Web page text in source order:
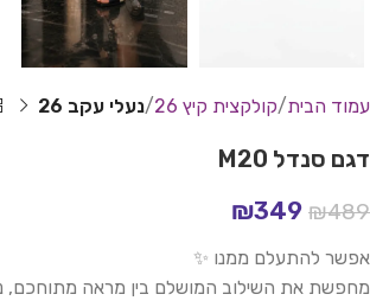
עמוד הבית קולקצית קיץ 26 נעלי עקב 26
דגם סנדל M20
₪489
₪349
אפשר להתעלם ממנו ✨
מחפשת את השילוב המושלם בין מראה מתוחכם,